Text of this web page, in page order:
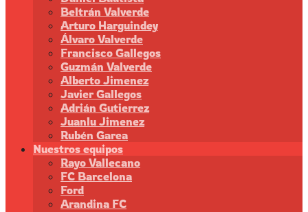
Beltrán Valverde
Arturo Harguindey
Álvaro Valverde
Francisco Gallegos
Guzmán Valverde
Alberto Jimenez
Javier Gallegos
Adrián Gutierrez
Juanlu Jimenez
Rubén Garea
Nuestros equipos
Rayo Vallecano
FC Barcelona
Ford
Arandina FC